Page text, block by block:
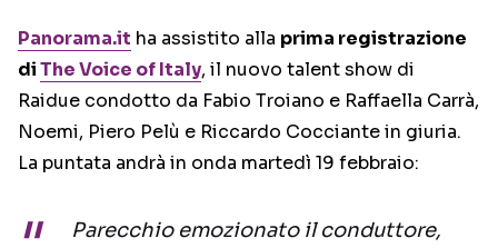
Panorama.it ha assistito alla prima registrazione
diThe Voice of Italy, il nuovo talent show di
Raidue condotto da Fabio Troiano e Raffaella Carrà,
Noemi, Piero Pelù e Riccardo Cocciante in giuria.
La puntata andrà in onda martedì 19 febbraio:
Parecchio emozionato il conduttore,